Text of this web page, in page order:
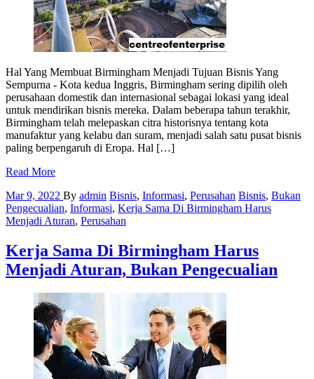
Hal Yang Membuat Birmingham Menjadi Tujuan Bisnis Yang
Sempurna - Kota kedua Inggris, Birmingham sering dipilih oleh
perusahaan domestik dan internasional sebagai lokasi yang ideal
untuk mendirikan bisnis mereka. Dalam beberapa tahun terakhir,
Birmingham telah melepaskan citra historisnya tentang kota
manufaktur yang kelabu dan suram, menjadi salah satu pusat bisnis
paling berpengaruh di Eropa. Hal […]
Read More
Mar 9, 2022 By admin Bisnis, Informasi, Perusahan Bisnis, Bukan
Pengecualian, Informasi, Kerja Sama Di Birmingham Harus
Menjadi Aturan, Perusahan
Kerja Sama Di Birmingham Harus
Menjadi Aturan, Bukan Pengecualian